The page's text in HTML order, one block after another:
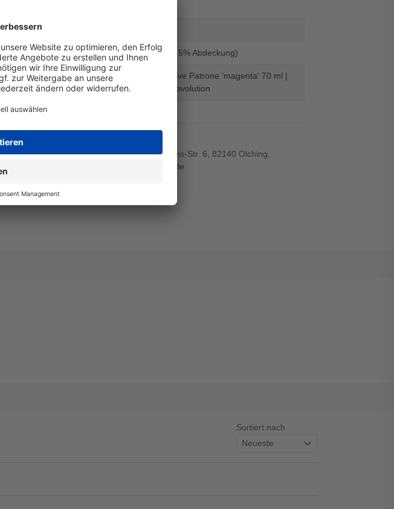
EAN
Seitenergiebigkeit bis zu 4000 Seiten (Bei 5% Abdeckung)
Beschreibung
Epson T9083 - alternative Patrone 'magenta' 70 ml |
4.000 Seiten - Digital Revolution
Art
zum Hersteller
& Partner GmbH, Werner-von-Siemens-Str. 6, 82140 Olching,
Deutschland, E-Mail: service@wiegand-gmbh.de
Sortiert nach